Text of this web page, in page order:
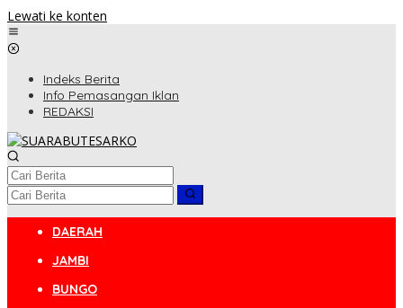
Lewati ke konten
Indeks Berita
Info Pemasangan Iklan
REDAKSI
DAERAH
JAMBI
BUNGO